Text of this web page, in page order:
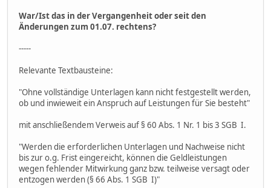
War/Ist das in der Vergangenheit oder seit den
Änderungen zum 01.07. rechtens?
-----
Relevante Textbausteine:
"Ohne vollständige Unterlagen kann nicht festgestellt werden,
ob und inwieweit ein Anspruch auf Leistungen für Sie besteht"
mit anschließendem Verweis auf § 60 Abs. 1 Nr. 1 bis 3 SGB I.
"Werden die erforderlichen Unterlagen und Nachweise nicht
bis zur o.g. Frist eingereicht, können die Geldleistungen
wegen fehlender Mitwirkung ganz bzw. teilweise versagt oder
entzogen werden (§ 66 Abs. 1 SGB I)"